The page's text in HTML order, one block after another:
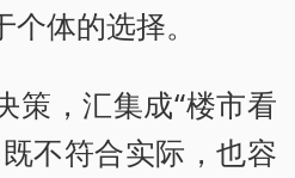
体的选择。
策，汇集成“楼市看
不符合实际，也容